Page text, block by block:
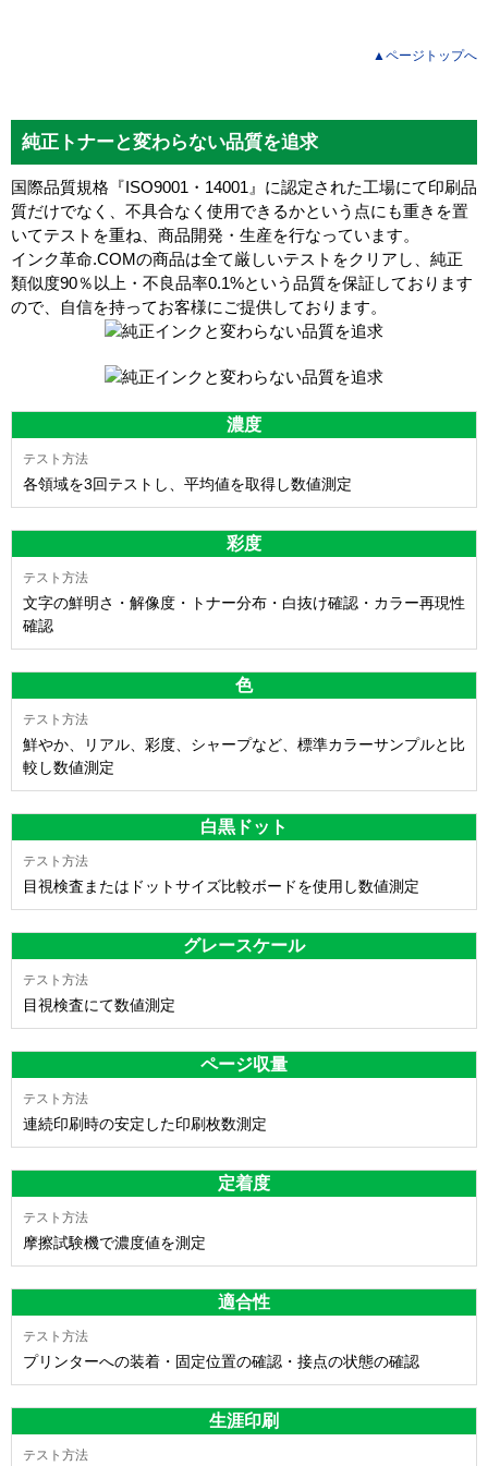
▲ページトップへ
純正トナーと変わらない品質を追求
国際品質規格『ISO9001・14001』に認定された工場にて印刷品
質だけでなく、不具合なく使用できるかという点にも重きを置
いてテストを重ね、商品開発・生産を行なっています。
インク革命.COMの商品は全て厳しいテストをクリアし、 純正
類似度90％以上・不良品率0.1%という品質を保証しております
ので、自信を持ってお客様にご提供しております。
濃度
各領域を3回テストし、平均値を取得し数値測定
彩度
文字の鮮明さ・解像度・トナー分布・白抜け確認・カラー再現性
確認
色
鮮やか、リアル、彩度、シャープなど、標準カラーサンプルと比
較し数値測定
白黒ドット
目視検査またはドットサイズ比較ボードを使用し数値測定
グレースケール
目視検査にて数値測定
ページ収量
連続印刷時の安定した印刷枚数測定
定着度
摩擦試験機で濃度値を測定
適合性
プリンターへの装着・固定位置の確認・接点の状態の確認
生涯印刷